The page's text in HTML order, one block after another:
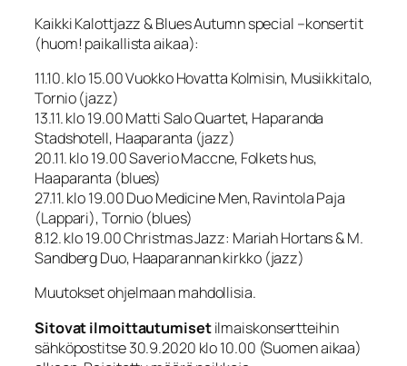
Kaikki Kalottjazz & Blues Autumn special –konsertit
(huom! paikallista aikaa):
11.10. klo 15.00 Vuokko Hovatta Kolmisin, Musiikkitalo,
Tornio (jazz)
13.11. klo 19.00 Matti Salo Quartet, Haparanda
Stadshotell, Haaparanta (jazz)
20.11. klo 19.00 Saverio Maccne, Folkets hus,
Haaparanta (blues)
27.11. klo 19.00 Duo Medicine Men, Ravintola Paja
(Lappari), Tornio (blues)
8.12. klo 19.00 Christmas Jazz: Mariah Hortans & M.
Sandberg Duo, Haaparannan kirkko (jazz)
Muutokset ohjelmaan mahdollisia.
Sitovat ilmoittautumisetilmaiskonsertteihin
sähköpostitse 30.9.2020 klo 10.00 (Suomen aikaa)